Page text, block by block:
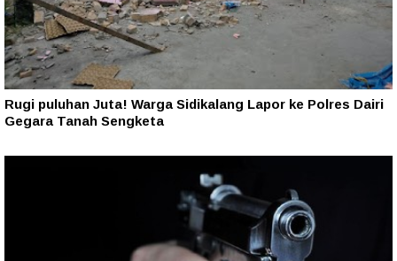
Rugi puluhan Juta! Warga Sidikalang Lapor ke Polres Dairi
Gegara Tanah Sengketa